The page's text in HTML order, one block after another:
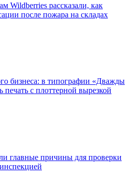
Wildberries рассказали, как
после пожара на складах
бизнеса: в типографии «Дважды
печать с плоттерной вырезкой
главные причины для проверки